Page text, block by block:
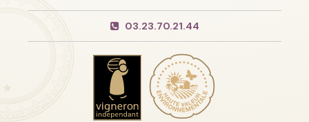
03.23.70.21.44